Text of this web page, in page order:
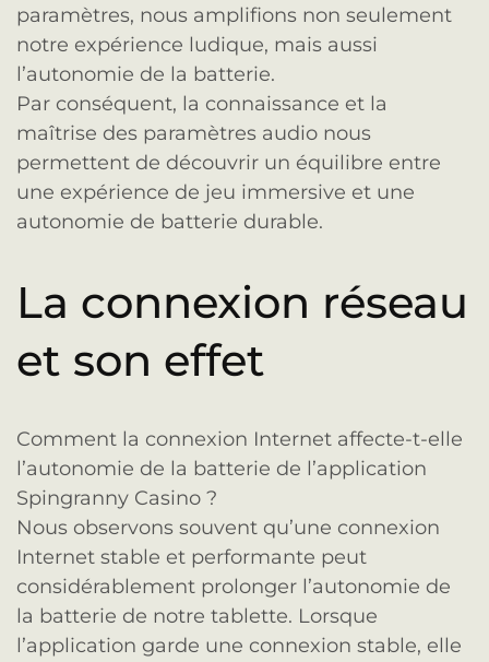
paramètres, nous amplifions non seulement
notre expérience ludique, mais aussi
l’autonomie de la batterie.
Par conséquent, la connaissance et la
maîtrise des paramètres audio nous
permettent de découvrir un équilibre entre
une expérience de jeu immersive et une
autonomie de batterie durable.
La connexion réseau
et son effet
Comment la connexion Internet affecte-t-elle
l’autonomie de la batterie de l’application
Spingranny Casino ?
Nous observons souvent qu’une connexion
Internet stable et performante peut
considérablement prolonger l’autonomie de
la batterie de notre tablette. Lorsque
l’application garde une connexion stable, elle